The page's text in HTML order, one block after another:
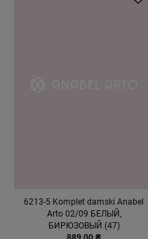
6213-5 Komplet damski Anabel
Arto 02/09 БЕЛЫЙ,
БИРЮЗОВЫЙ (47)